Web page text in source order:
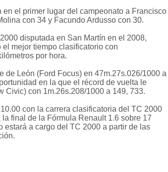
el primer lugar del campeonato a Francisco
con 34 y Facundo Ardusso con 30.
disputada en San Martín en el 2008,
mejor tiempo clasificatorio con
por hora.
de León (Ford Focus) en 47m.27s.026/1000 a
en la que el récord de vuelta le
Civic) con 1m.26s.208/1000 a 149, 733.
con la carrera clasificatoria del TC 2000
final de la Fórmula Renault 1.6 sobre 17
a cargo del TC 2000 a partir de las